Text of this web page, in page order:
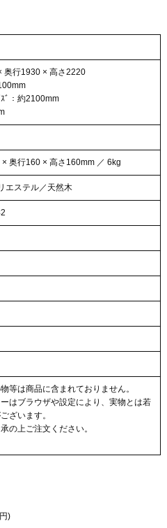
奥行1930 × 高さ2220
ﾞ：約2100mm
奥行160 × 高さ160mm ／ 6kg
エステル／天然木
等は商品に含まれておりません。
はブラウザや設定により、実物とは若
ざいます。
の上ご注文ください。
)